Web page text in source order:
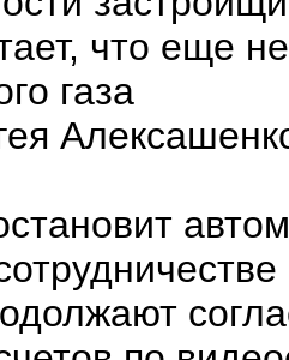
что еще
газа